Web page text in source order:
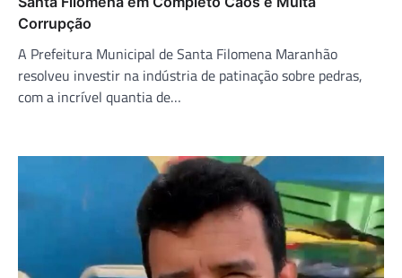
Corrupção
A Prefeitura Municipal de Santa Filomena Maranhão
resolveu investir na indústria de patinação sobre pedras,
com a incrível quantia de…